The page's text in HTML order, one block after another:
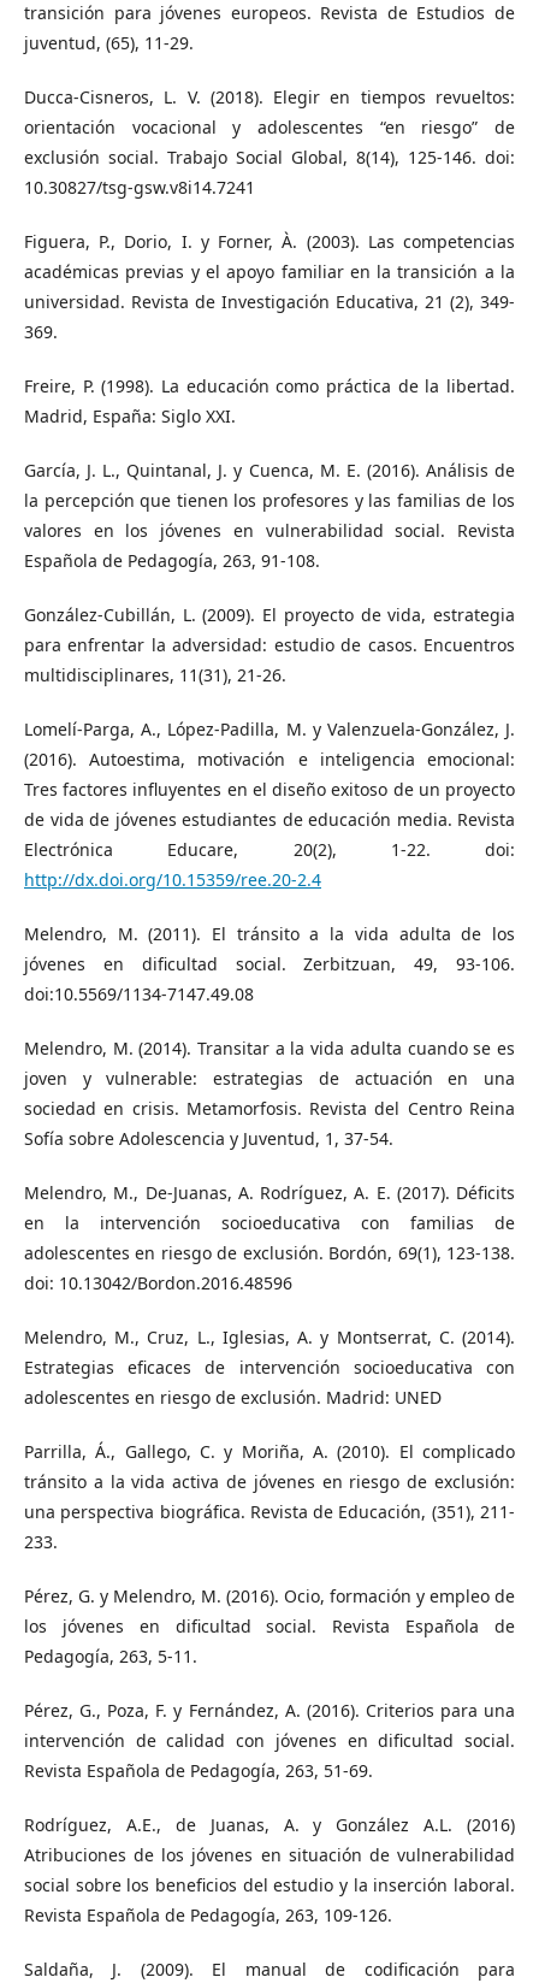
transición para jóvenes europeos. Revista de Estudios de
juventud, (65), 11-29.
Ducca-Cisneros, L. V. (2018). Elegir en tiempos revueltos:
orientación vocacional y adolescentes “en riesgo” de
exclusión social. Trabajo Social Global, 8(14), 125-146. doi:
10.30827/tsg-gsw.v8i14.7241
Figuera, P., Dorio, I. y Forner, À. (2003). Las competencias
académicas previas y el apoyo familiar en la transición a la
universidad. Revista de Investigación Educativa, 21 (2), 349-
369.
Freire, P. (1998). La educación como práctica de la libertad.
Madrid, España: Siglo XXI.
García, J. L., Quintanal, J. y Cuenca, M. E. (2016). Análisis de
la percepción que tienen los profesores y las familias de los
valores en los jóvenes en vulnerabilidad social. Revista
Española de Pedagogía, 263, 91-108.
González-Cubillán, L. (2009). El proyecto de vida, estrategia
para enfrentar la adversidad: estudio de casos. Encuentros
multidisciplinares, 11(31), 21-26.
Lomelí-Parga, A., López-Padilla, M. y Valenzuela-González, J.
(2016). Autoestima, motivación e inteligencia emocional:
Tres factores influyentes en el diseño exitoso de un proyecto
de vida de jóvenes estudiantes de educación media. Revista
Electrónica Educare, 20(2), 1-22. doi:
http://dx.doi.org/10.15359/ree.20-2.4
Melendro, M. (2011). El tránsito a la vida adulta de los
jóvenes en dificultad social. Zerbitzuan, 49, 93-106.
doi:10.5569/1134-7147.49.08
Melendro, M. (2014). Transitar a la vida adulta cuando se es
joven y vulnerable: estrategias de actuación en una
sociedad en crisis. Metamorfosis. Revista del Centro Reina
Sofía sobre Adolescencia y Juventud, 1, 37-54.
Melendro, M., De-Juanas, A. Rodríguez, A. E. (2017). Déficits
en la intervención socioeducativa con familias de
adolescentes en riesgo de exclusión. Bordón, 69(1), 123-138.
doi: 10.13042/Bordon.2016.48596
Melendro, M., Cruz, L., Iglesias, A. y Montserrat, C. (2014).
Estrategias eficaces de intervención socioeducativa con
adolescentes en riesgo de exclusión. Madrid: UNED
Parrilla, Á., Gallego, C. y Moriña, A. (2010). El complicado
tránsito a la vida activa de jóvenes en riesgo de exclusión:
una perspectiva biográfica. Revista de Educación, (351), 211-
233.
Pérez, G. y Melendro, M. (2016). Ocio, formación y empleo de
los jóvenes en dificultad social. Revista Española de
Pedagogía, 263, 5-11.
Pérez, G., Poza, F. y Fernández, A. (2016). Criterios para una
intervención de calidad con jóvenes en dificultad social.
Revista Española de Pedagogía, 263, 51-69.
Rodríguez, A.E., de Juanas, A. y González A.L. (2016)
Atribuciones de los jóvenes en situación de vulnerabilidad
social sobre los beneficios del estudio y la inserción laboral.
Revista Española de Pedagogía, 263, 109-126.
Saldaña, J. (2009). El manual de codificación para